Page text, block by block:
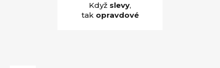
Když slevy,
tak opravdové